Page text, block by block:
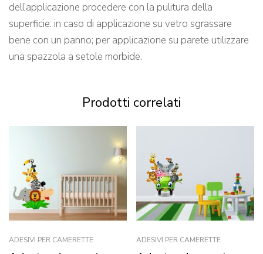
dell’applicazione procedere con la pulitura della
superficie: in caso di applicazione su vetro sgrassare
bene con un panno; per applicazione su parete utilizzare
una spazzola a setole morbide.
Prodotti correlati
ADESIVI PER CAMERETTE ADESIVI PER CAMERETTE